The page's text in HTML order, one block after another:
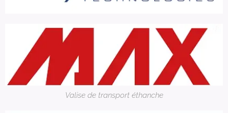
Valise de transport éthanche